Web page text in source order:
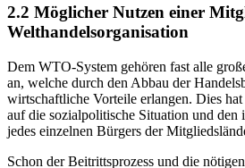
2.2 Möglicher Nutzen einer
Dem WTO-System gehören fast alle
an, welche durch den Abbau der
wirtschaftliche Vorteile erlangen. Dies
auf die sozialpolitische Situation und den